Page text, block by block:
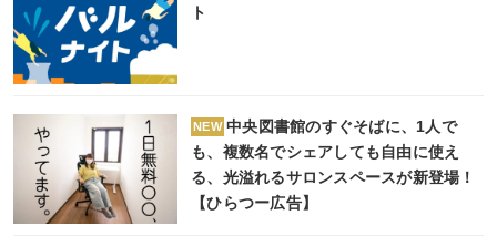
ト
NEW 中央図書館のすぐそばに、1人で
も、複数名でシェアしても自由に使え
る、光溢れるサロンスペースが新登場！
【ひらつー広告】